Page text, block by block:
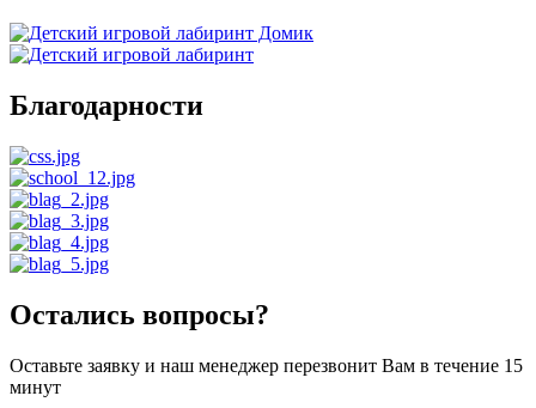
Благодарности
Остались вопросы?
Оставьте заявку и наш менеджер перезвонит Вам в течение 15
минут